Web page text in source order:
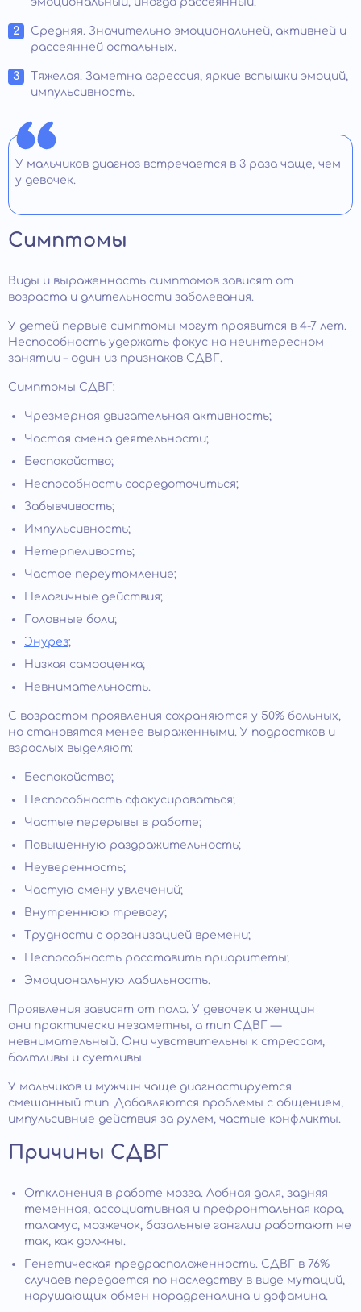
Средняя. Значительно эмоциональней, активней и
рассеянней остальных.
Тяжелая. Заметна агрессия, яркие вспышки эмоций,
импульсивность.
У мальчиков диагноз встречается в 3 раза чаще, чем
у девочек.
Симптомы
Виды и выраженность симптомов зависят от
возраста и длительности заболевания.
У детей первые симптомы могут проявится в 4-7 лет.
Неспособность удержать фокус на неинтересном
занятии – один из признаков СДВГ.
Симптомы СДВГ:
Чрезмерная двигательная активность;
Частая смена деятельности;
Беспокойство;
Неспособность сосредоточиться;
Забывчивость;
Импульсивность;
Нетерпеливость;
Частое переутомление;
Нелогичные действия;
Головные боли;
Энурез;
Низкая самооценка;
Невнимательность.
С возрастом проявления сохраняются у 50% больных,
но становятся менее выраженными. У подростков и
взрослых выделяют:
Беспокойство;
Неспособность сфокусироваться;
Частые перерывы в работе;
Повышенную раздражительность;
Неуверенность;
Частую смену увлечений;
Внутреннюю тревогу;
Трудности с организацией времени;
Неспособность расставить приоритеты;
Эмоциональную лабильность.
Проявления зависят от пола. У девочек и женщин
они практически незаметны, а тип СДВГ —
невнимательный. Они чувствительны к стрессам,
болтливы и суетливы.
У мальчиков и мужчин чаще диагностируется
смешанный тип. Добавляются проблемы с общением,
импульсивные действия за рулем, частые конфликты.
Причины СДВГ
Отклонения в работе мозга. Лобная доля, задняя
теменная, ассоциативная и префронтальная кора,
таламус, мозжечок, базальные ганглии работают не
так, как должны.
Генетическая предрасположенность. СДВГ в 76%
случаев передается по наследству в виде мутаций,
нарушающих обмен норадреналина и дофамина.